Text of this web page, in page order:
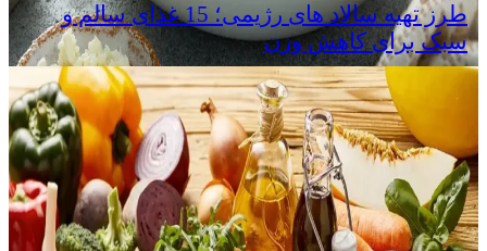
طرز تهیه سالاد های رژیمی؛ 15 غذای سالم و
سبک برای کاهش وزن